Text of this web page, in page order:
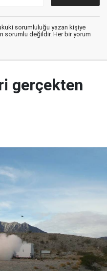
sorumluluğu yazan kişiye
sorumlu değildir. Her bir yorum
gerçekten